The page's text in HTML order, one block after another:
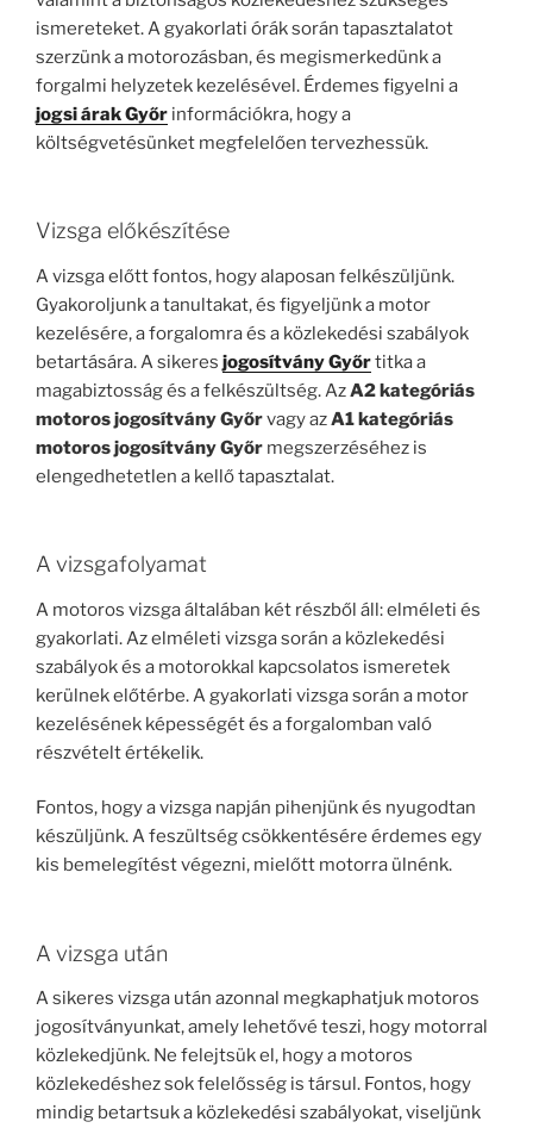
ismereteket. A gyakorlati órák során tapasztalatot
szerzünk a motorozásban, és megismerkedünk a
forgalmi helyzetek kezelésével. Érdemes figyelni a
jogsi árak Győr információkra, hogy a
költségvetésünket megfelelően tervezhessük.
Vizsga előkészítése
A vizsga előtt fontos, hogy alaposan felkészüljünk.
Gyakoroljunk a tanultakat, és figyeljünk a motor
kezelésére, a forgalomra és a közlekedési szabályok
betartására. A sikeres jogosítvány Győrtitka a
magabiztosság és a felkészültség. AzA2 kategóriás
motoros jogosítvány Győrvagy azA1 kategóriás
motoros jogosítvány Győr megszerzéséhez is
elengedhetetlen a kellő tapasztalat.
A vizsgafolyamat
A motoros vizsga általában két részből áll: elméleti és
gyakorlati. Az elméleti vizsga során a közlekedési
szabályok és a motorokkal kapcsolatos ismeretek
kerülnek előtérbe. A gyakorlati vizsga során a motor
kezelésének képességét és a forgalomban való
részvételt értékelik.
Fontos, hogy a vizsga napján pihenjünk és nyugodtan
készüljünk. A feszültség csökkentésére érdemes egy
kis bemelegítést végezni, mielőtt motorra ülnénk.
A vizsga után
A sikeres vizsga után azonnal megkaphatjuk motoros
jogosítványunkat, amely lehetővé teszi, hogy motorral
közlekedjünk. Ne felejtsük el, hogy a motoros
közlekedéshez sok felelősség is társul. Fontos, hogy
mindig betartsuk a közlekedési szabályokat, viseljünk